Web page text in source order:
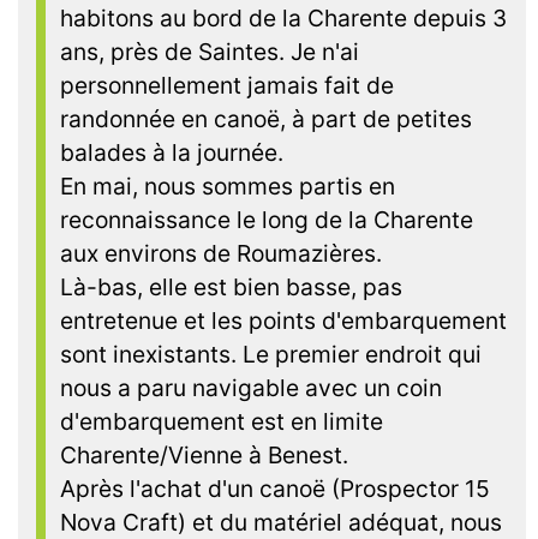
habitons au bord de la Charente depuis 3
ans, près de Saintes. Je n'ai
personnellement jamais fait de
randonnée en canoë, à part de petites
balades à la journée.
En mai, nous sommes partis en
reconnaissance le long de la Charente
aux environs de Roumazières.
Là-bas, elle est bien basse, pas
entretenue et les points d'embarquement
sont inexistants. Le premier endroit qui
nous a paru navigable avec un coin
d'embarquement est en limite
Charente/Vienne à Benest.
Après l'achat d'un canoë (Prospector 15
Nova Craft) et du matériel adéquat, nous